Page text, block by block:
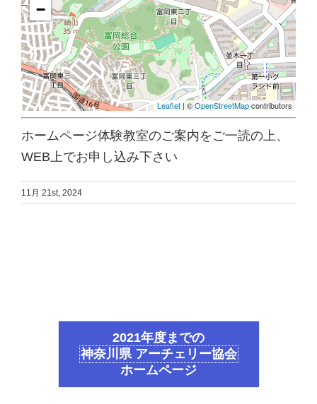
−
Leaflet | ©OpenStreetMapcontributors
ホームページ体験教室のご案内をご一読の上、
WEB上でお申し込み下さい
11月 21st, 2024
2021年度までの
神奈川県 アーチェリー協会
ホームページ